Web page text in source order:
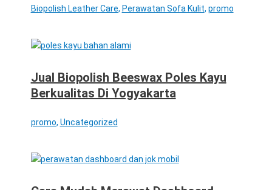
Biopolish Leather Care, Perawatan Sofa Kulit, promo
Jual Biopolish Beeswax Poles Kayu
Berkualitas Di Yogyakarta
promo, Uncategorized